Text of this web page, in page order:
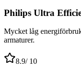
Philips Ultra
Mycket låg
armaturer.
8.9/ 10